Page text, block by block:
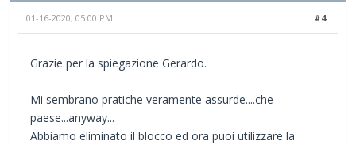
#4
01-16-2020, 05:00 PM
Grazie per la spiegazione Gerardo.
Mi sembrano pratiche veramente assurde....che
paese...anyway...
Abbiamo eliminato il blocco ed ora puoi utilizzare la